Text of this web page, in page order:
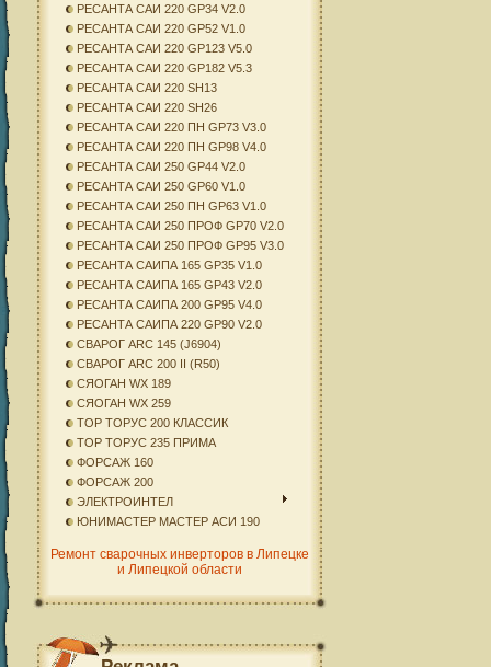
РЕСАНТА САИ 220 GP34 V2.0
РЕСАНТА САИ 220 GP52 V1.0
РЕСАНТА САИ 220 GP123 V5.0
РЕСАНТА САИ 220 GP182 V5.3
РЕСАНТА САИ 220 SH13
РЕСАНТА САИ 220 SH26
РЕСАНТА САИ 220 ПН GP73 V3.0
РЕСАНТА САИ 220 ПН GP98 V4.0
РЕСАНТА САИ 250 GP44 V2.0
РЕСАНТА САИ 250 GP60 V1.0
РЕСАНТА САИ 250 ПН GP63 V1.0
РЕСАНТА САИ 250 ПРОФ GP70 V2.0
РЕСАНТА САИ 250 ПРОФ GP95 V3.0
РЕСАНТА САИПА 165 GP35 V1.0
РЕСАНТА САИПА 165 GP43 V2.0
РЕСАНТА САИПА 200 GP95 V4.0
РЕСАНТА САИПА 220 GP90 V2.0
СВАРОГ ARC 145 (J6904)
СВАРОГ ARC 200 II (R50)
СЯОГАН WX 189
СЯОГАН WX 259
ТОР ТОРУС 200 КЛАССИК
ТОР ТОРУС 235 ПРИМА
ФОРСАЖ 160
ФОРСАЖ 200
ЭЛЕКТРОИНТЕЛ
ЮНИМАСТЕР МАСТЕР АСИ 190
Ремонт сварочных инверторов в Липецке
и Липецкой области